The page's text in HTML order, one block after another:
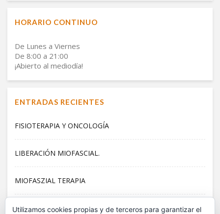
HORARIO CONTINUO
De Lunes a Viernes
De 8:00 a 21:00
¡Abierto al mediodía!
ENTRADAS RECIENTES
FISIOTERAPIA Y ONCOLOGÍA
LIBERACIÓN MIOFASCIAL.
MIOFASZIAL TERAPIA
PILATES
Utilizamos cookies propias y de terceros para garantizar el